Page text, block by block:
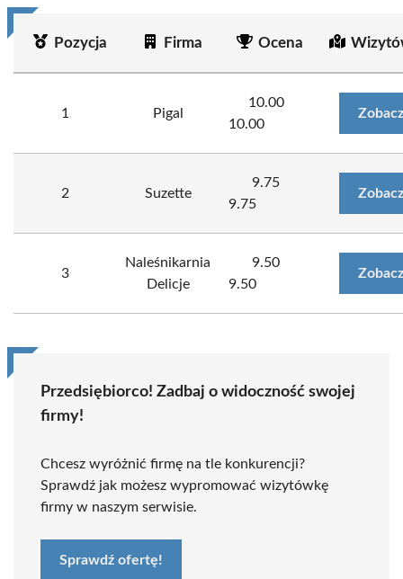
Pozycja Firma Ocena
1 Pigal
10.00
10.00
2 Suzette
9.75
9.75
3
Naleśnikarnia
Delicje
9.50
9.50
Przedsiębiorco! Zadbaj o widoczność swojej
firmy!
Chcesz wyróżnić firmę na tle konkurencji?
Sprawdź jak możesz wypromować wizytówkę
firmy w naszym serwisie.
Sprawdź ofertę!